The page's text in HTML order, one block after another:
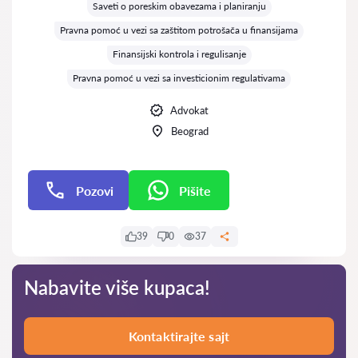
Saveti o poreskim obavezama i planiranju
Pravna pomoć u vezi sa zaštitom potrošača u finansijama
Finansijski kontrola i regulisanje
Pravna pomoć u vezi sa investicionim regulativama
Advokat
Beograd
Pozovi Pišite
39 0 37
Nabavite više kupaca!
Kontaktirajte sajt